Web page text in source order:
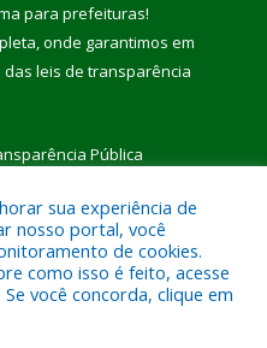
para prefeituras!
onde garantimos em
das leis de transparência
Pública
Prefeitura Municipal de Pau
sua experiência de
nosso portal, você
de cookies.
como isso é feito, acesse
Se você concorda, clique em